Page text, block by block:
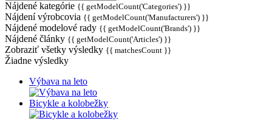
Nájdené kategórie {{ getModelCount('Categories') }}
Nájdení výrobcovia {{ getModelCount('Manufacturers') }}
Nájdené modelové rady {{ getModelCount('Brands') }}
Nájdené články {{ getModelCount('Articles') }}
Zobraziť všetky výsledky {{ matchesCount }}
Žiadne výsledky
Výbava na leto
Bicykle a kolobežky